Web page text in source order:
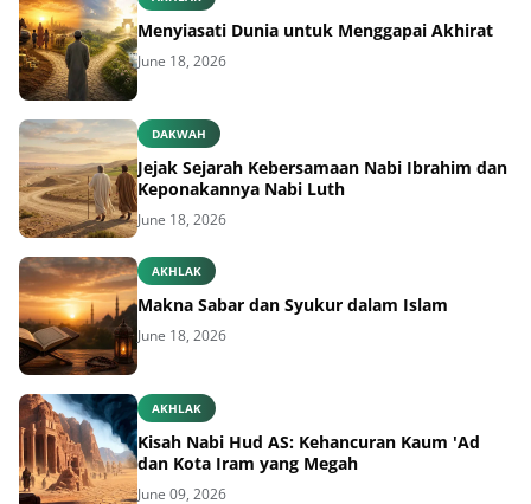
Menyiasati Dunia untuk Menggapai Akhirat
June 18, 2026
DAKWAH
Jejak Sejarah Kebersamaan Nabi Ibrahim dan
Keponakannya Nabi Luth
June 18, 2026
AKHLAK
Makna Sabar dan Syukur dalam Islam
June 18, 2026
AKHLAK
Kisah Nabi Hud AS: Kehancuran Kaum 'Ad
dan Kota Iram yang Megah
June 09, 2026